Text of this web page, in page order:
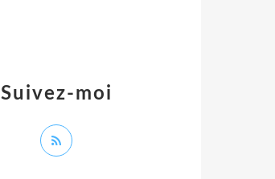
Suivez-moi